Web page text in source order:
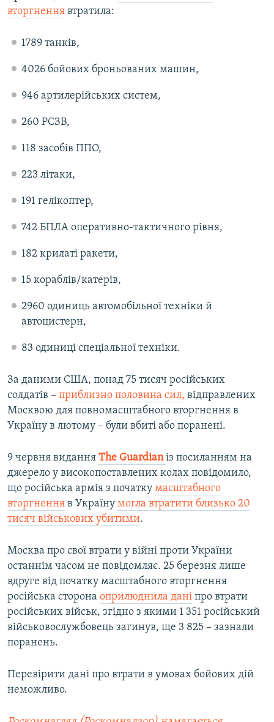
вторгнення втратила:
1789 танків,
4026 бойових броньованих машин,
946 артилерійських систем,
260 РСЗВ,
118 засобів ППО,
223 літаки,
191 гелікоптер,
742 БПЛА оперативно-тактичного рівня,
182 крилаті ракети,
15 кораблів/катерів,
2960 одиниць автомобільної техніки й
автоцистерн,
83 одиниці спеціальної техніки.
За даними США, понад 75 тисяч російських
солдатів – приблизно половина сил, відправлених
Москвою для повномасштабного вторгнення в
Україну в лютому – були вбиті або поранені.
9 червня видання The Guardian із посиланням на
джерело у високопоставлених колах повідомило,
що російська армія з початку масштабного
вторгнення в Україну могла втратити близько 20
тисяч військових убитими.
Москва про свої втрати у війні проти України
останнім часом не повідомляє. 25 березня лише
вдруге від початку масштабного вторгнення
російська сторона оприлюднила дані про втрати
російських військ, згідно з якими 1 351 російський
військовослужбовець загинув, ще 3 825 – зазнали
поранень​.
Перевірити дані про втрати в умовах бойових дій
неможливо.